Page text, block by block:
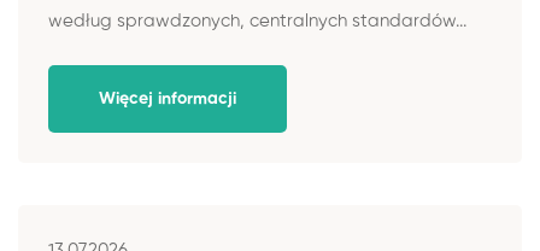
według sprawdzonych, centralnych standardów...
Więcej informacji